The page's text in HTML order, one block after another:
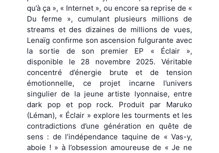
qu’à ça », « Internet », ou encore sa reprise de «
Du ferme », cumulant plusieurs millions de
streams et des dizaines de millions de vues,
Lenaïg conﬁrme son ascension fulgurante avec
la sortie de son premier EP « Éclair »,
disponible le 28 novembre 2025. Véritable
concentré d’énergie brute et de tension
émotionnelle, ce projet incarne l’univers
singulier de la jeune artiste lyonnaise, entre
dark pop et pop rock. Produit par Maruko
(Léman), « Éclair » explore les tourments et les
contradictions d’une génération en quête de
sens : de l’indépendance taquine de « Vas-y,
aboie ! » à l’obsession amoureuse de « Je ne